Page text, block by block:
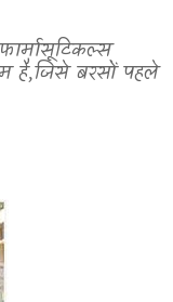
है,जिसे बरसों पहले